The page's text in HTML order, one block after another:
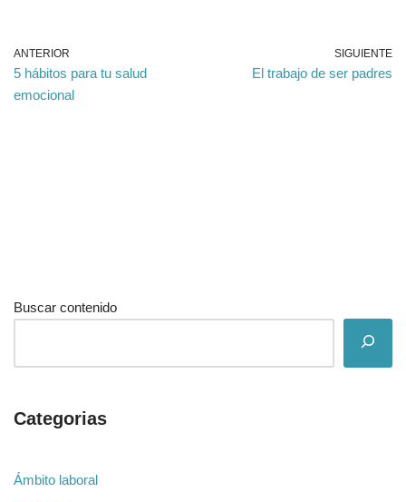
ANTERIOR
5 hábitos para tu salud
emocional
SIGUIENTE
El trabajo de ser padres
Buscar contenido
Categorias
Ámbito laboral